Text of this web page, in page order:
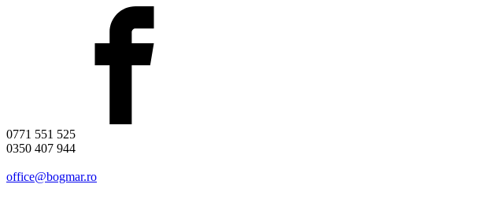
0771 551 525
0350 407 944
office@bogmar.ro